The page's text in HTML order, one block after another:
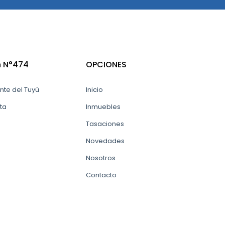
del Tuyú
OPCIONES
Inicio
Inmuebles
Tasaciones
Novedades
Nosotros
Contacto